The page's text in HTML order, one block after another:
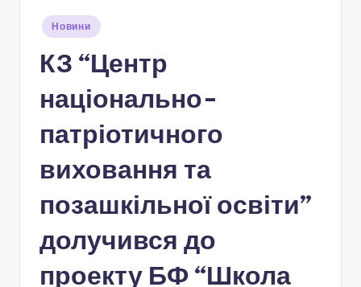
ц
і
о
н
л
ь
н
-
п
Опубліковано
Новини
КЗ “Центр
національно-
патріотичного
виховання та
позашкільної освіти”
долучився до
проекту БФ “Школа